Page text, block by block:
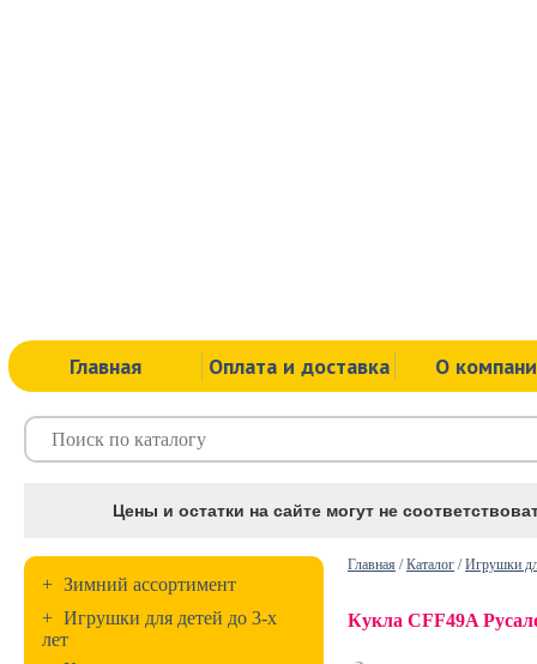
Главная Оплата и доставка О
Цены и остатки на сайте могут не
+ Зимний ассортимент
+ Игрушки для детей до 3-х
лет
Главная /Каталог /Игрушки
Кукла CFF49A